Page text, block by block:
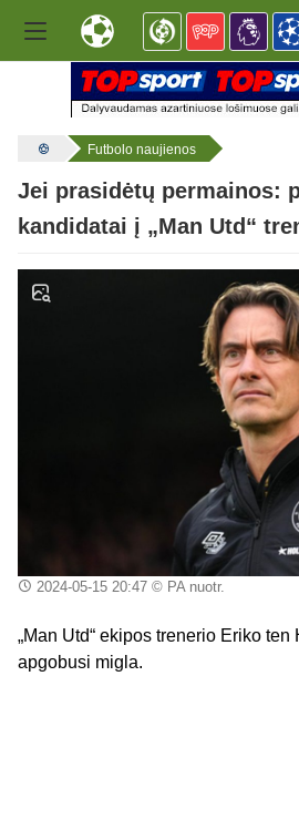
Futbolo naujienos
Jei prasidėtų permainos:
kandidatai į „Man Utd“
2024-05-15 20:47© PA nuotr.
„Man Utd“ ekipos trenerio Eriko ten
apgobusi migla.